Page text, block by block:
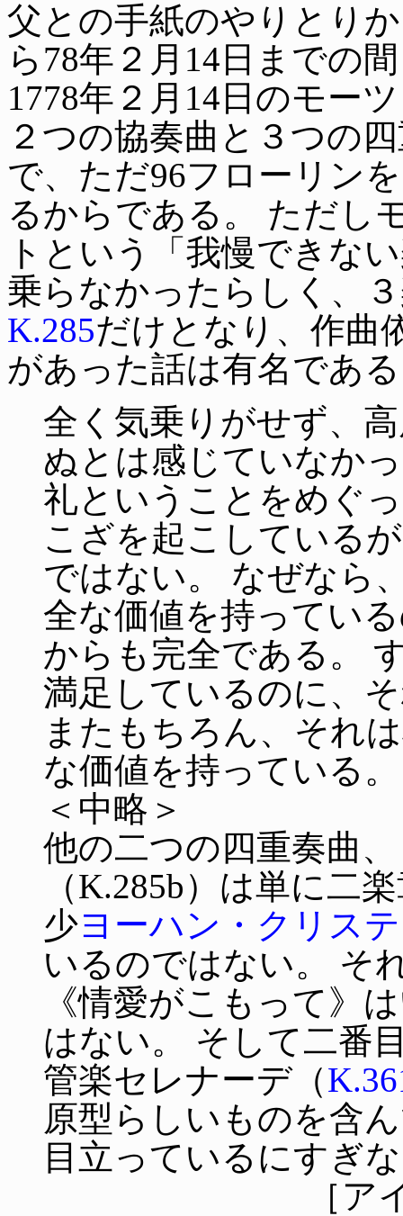
父との手紙のやりとり
ら78年２月14日までの
1778年２月14日のモー
２つの協奏曲と３つの
で、ただ96フローリン
るからである。 ただし
トという「我慢できな
乗らなかったらしく、
K.285だけとなり、作曲
があった話は有名であ
全く気乗りがせず、
ぬとは感じていなか
礼ということをめぐ
こざを起こしている
ではない。 なぜなら
全な価値を持ってい
からも完全である。
満足しているのに、
またもちろん、それ
な価値を持っている。
＜中略＞
他の二つの四重奏曲
（K.285b）は単に二
少ヨーハン・クリス
いるのではない。 そ
《情愛がこもって》
はない。 そして二番
管楽セレナーデ（
原型らしいものを含
目立っているにすぎ
［ア